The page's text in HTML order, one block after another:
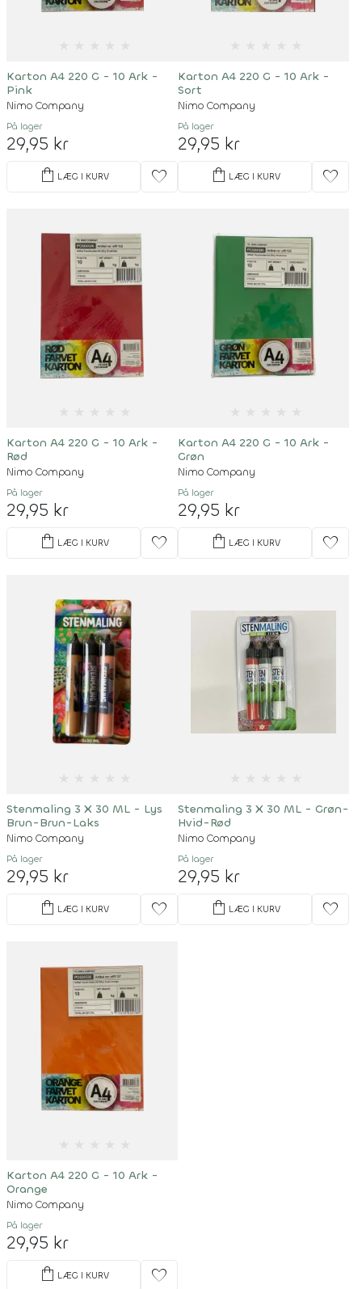
Karton A4 220 G - 10 Ark -
Pink
Nimo Company
På lager
29,95 kr
shopping_bag LÆG I KURV favorite
Karton A4 220 G - 10 Ark -
Sort
Nimo Company
På lager
29,95 kr
shopping_bag LÆG I KURV favorite
Karton A4 220 G - 10 Ark -
Rød
Nimo Company
På lager
29,95 kr
shopping_bag LÆG I KURV favorite
Karton A4 220 G - 10 Ark -
Grøn
Nimo Company
På lager
29,95 kr
shopping_bag LÆG I KURV favorite
Stenmaling 3 X 30 ML - Lys
Brun-Brun-Laks
Nimo Company
På lager
29,95 kr
shopping_bag LÆG I KURV favorite
Stenmaling 3 X 30 ML - Grøn-
Hvid-Rød
Nimo Company
På lager
29,95 kr
shopping_bag LÆG I KURV favorite
Karton A4 220 G - 10 Ark -
Orange
Nimo Company
På lager
29,95 kr
shopping_bag LÆG I KURV favorite